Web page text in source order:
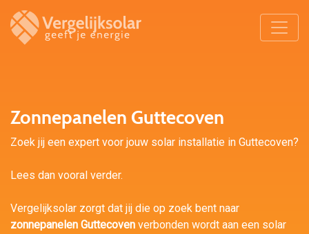
Zonnepanelen Guttecoven
Zoek jij een expert voor jouw solar installatie in Guttecoven?
Lees dan vooral verder.
Vergelijksolar zorgt dat jij die op zoek bent naar
zonnepanelen Guttecoven verbonden wordt aan een solar